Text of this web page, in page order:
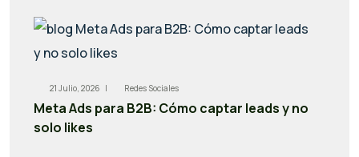
21 Julio, 2026 | Redes Sociales
Meta Ads para B2B: Cómo captar leads y no
solo likes